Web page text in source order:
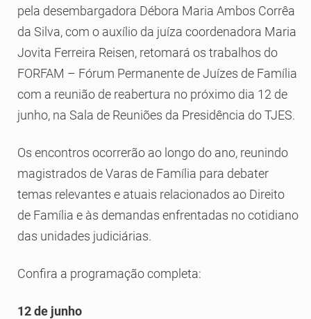
pela desembargadora Débora Maria Ambos Corrêa
da Silva, com o auxílio da juíza coordenadora Maria
Jovita Ferreira Reisen, retomará os trabalhos do
FORFAM – Fórum Permanente de Juízes de Família
com a reunião de reabertura no próximo dia 12 de
junho, na Sala de Reuniões da Presidência do TJES.
Os encontros ocorrerão ao longo do ano, reunindo
magistrados de Varas de Família para debater
temas relevantes e atuais relacionados ao Direito
de Família e às demandas enfrentadas no cotidiano
das unidades judiciárias.
Confira a programação completa:
12 de junho